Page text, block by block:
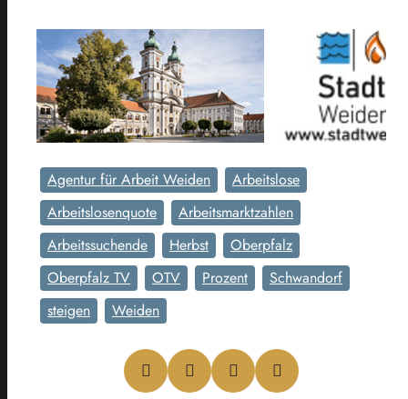
Agentur für Arbeit Weiden
Arbeitslose
Arbeitslosenquote
Arbeitsmarktzahlen
Arbeitssuchende
Herbst
Oberpfalz
Oberpfalz TV
OTV Prozent
Schwandorf
steigen
Weiden